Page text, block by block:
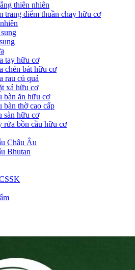
thiên nhiên
trang điểm thuần chay hữu cơ
tay hữu cơ
chén bát hữu cơ
rau củ quả
xả hữu cơ
bàn ăn hữu cơ
bàn thờ cao cấp
sàn hữu cơ
rửa bồn cầu hữu cơ
Châu Âu
Bhutan